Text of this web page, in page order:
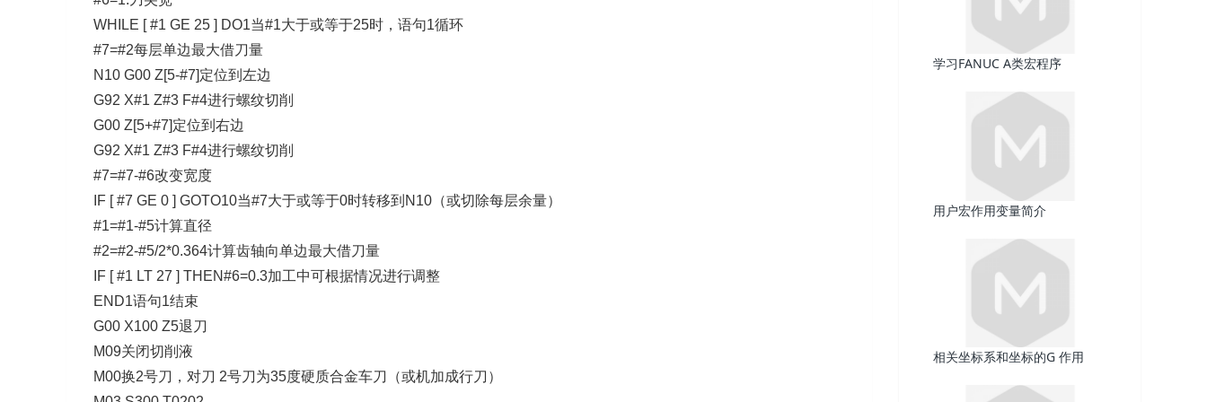
WHILE [ #1 GE 25 ] DO1当#1大于或等于25时，语句1循环
#7=#2每层单边最大借刀量
N10 G00 Z[5-#7]定位到左边
G92 X#1 Z#3 F#4进行螺纹切削
G00 Z[5+#7]定位到右边
G92 X#1 Z#3 F#4进行螺纹切削
#7=#7-#6改变宽度
IF [ #7 GE 0 ] GOTO10当#7大于或等于0时转移到N10（或切除每层余量）
#1=#1-#5计算直径
#2=#2-#5/2*0.364计算齿轴向单边最大借刀量
IF [ #1 LT 27 ] THEN#6=0.3加工中可根据情况进行调整
END1语句1结束
G00 X100 Z5退刀
M09关闭切削液
M00换2号刀，对刀 2号刀为35度硬质合金车刀（或机加成行刀）
学习FANUC A类宏程序
用户宏作用变量简介
相关坐标系和坐标的G 作用